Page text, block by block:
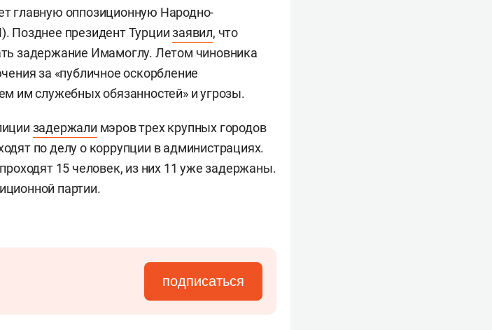
главную оппозиционную Народно-
Позднее президент Турциизаявил, что
задержание Имамоглу. Летом чиновника
за «публичное оскорбление
им служебных обязанностей» и угрозы.
задержали мэров трех крупных городов
по делу о коррупции в администрациях.
15 человек, из них 11 уже задержаны.
партии.
подписаться